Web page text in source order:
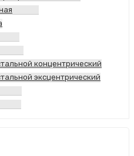
концентрический
эксцентрический